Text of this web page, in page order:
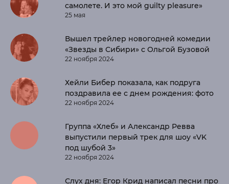
самолете. И это мой guilty pleasure»
25 мая
Вышел трейлер новогодней комедии
«Звезды в Сибири» с Ольгой Бузовой
22 ноября 2024
Хейли Бибер показала, как подруга
поздравила ее с днем рождения: фото
22 ноября 2024
Группа «Хлеб» и Александр Ревва
выпустили первый трек для шоу «VK
под шубой 3»
22 ноября 2024
Слух дня: Егор Крид написал песни про